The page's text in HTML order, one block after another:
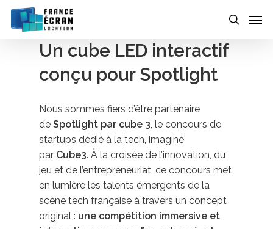
Skip
Un cube LED interactif
conçu pour Spotlight
Nous sommes fiers d’être partenaire
de Spotlight par cube 3, le concours de
startups dédié à la tech, imaginé
par Cube3. À la croisée de l’innovation, du
jeu et de l’entrepreneuriat, ce concours met
en lumière les talents émergents de la
scène tech française à travers un concept
original : une compétition immersive et